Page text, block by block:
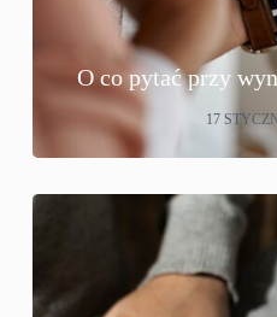
O co pytać przy
17